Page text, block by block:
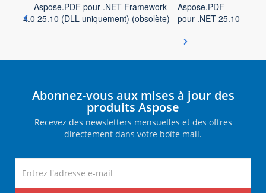
Aspose.PDF pour .NET Framework
4.0 25.10 (DLL uniquement) (obsolète)
Aspose.PDF
pour .NET 25.10
Abonnez-vous aux mises à jour des
produits Aspose
Recevez des newsletters mensuelles et des offres
directement dans votre boîte mail.